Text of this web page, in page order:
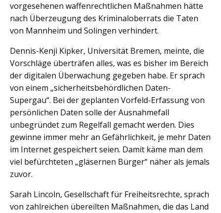
vorgesehenen waffenrechtlichen Maßnahmen hätte
nach Überzeugung des Kriminaloberrats die Taten
von Mannheim und Solingen verhindert.
Dennis-Kenji Kipker, Universität Bremen, meinte, die
Vorschläge überträfen alles, was es bisher im Bereich
der digitalen Überwachung gegeben habe. Er sprach
von einem „sicherheitsbehördlichen Daten-
Supergau“. Bei der geplanten Vorfeld-Erfassung von
persönlichen Daten solle der Ausnahmefall
unbegründet zum Regelfall gemacht werden. Dies
gewinne immer mehr an Gefährlichkeit, je mehr Daten
im Internet gespeichert seien. Damit käme man dem
viel befürchteten „gläsernen Bürger“ näher als jemals
zuvor.
Sarah Lincoln, Gesellschaft für Freiheitsrechte, sprach
von zahlreichen übereilten Maßnahmen, die das Land